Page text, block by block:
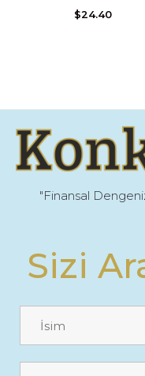
$24.40
"Finansal
Sizi